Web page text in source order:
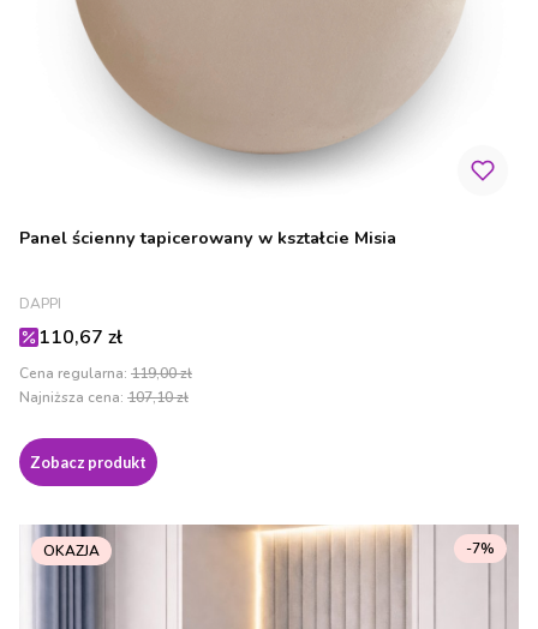
Panel ścienny tapicerowany w kształcie Misia
PRODUCENT
DAPPI
Cena promocyjna
110,67 zł
Cena regularna: 119,00 zł
Najniższa cena: 107,10 zł
Zobacz produkt
OKAZJA -7%